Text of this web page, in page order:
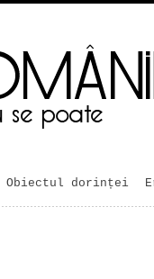
Obiectul dorinței